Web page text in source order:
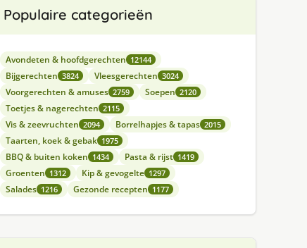
Populaire categorieën
Avondeten & hoofdgerechten 12144
Bijgerechten 3824 Vleesgerechten 3024
Voorgerechten & amuses 2759 Soepen 2120
Toetjes & nagerechten 2115
Vis & zeevruchten 2094 Borrelhapjes & tapas 2015
Taarten, koek & gebak 1975
BBQ & buiten koken 1434 Pasta & rijst 1419
Groenten 1312 Kip & gevogelte 1297
Salades 1216 Gezonde recepten 1177